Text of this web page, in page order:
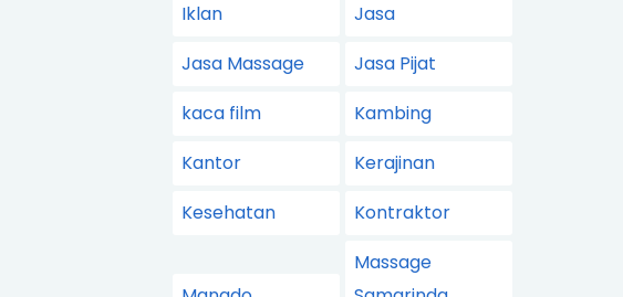
Iklan
Jasa
Jasa Massage
Jasa Pijat
kaca film
Kambing
Kantor
Kerajinan
Kesehatan
Kontraktor
Massage